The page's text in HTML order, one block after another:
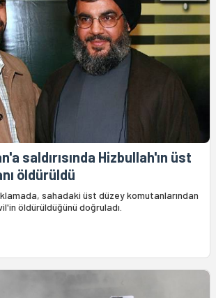
saldırısında Hizbullah'ın üst
öldürüldü
sahadaki üst düzey komutanlarından
öldürüldüğünü doğruladı.